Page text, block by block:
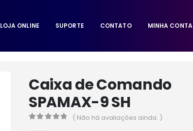
LOJA ONLINE SUPORTE CONTATO MINHA CONTA
Caixa de Comando
SPAMAX-9 SH
( Não há avaliações ainda. )